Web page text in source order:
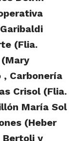
(Flia.
, Carbonería
Crisol (Flia.
María Sol
(Heber
Bertoli y